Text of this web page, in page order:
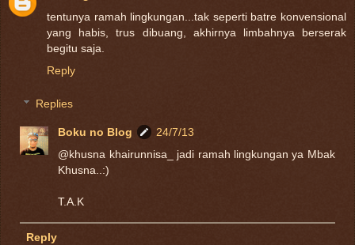
tentunya ramah lingkungan...tak seperti batre konvensional
yang habis, trus dibuang, akhirnya limbahnya berserak
begitu saja.
Reply
Replies
Boku no Blog
24/7/13
@khusna khairunnisa_ jadi ramah lingkungan ya Mbak
Khusna..:)
T.A.K
Reply